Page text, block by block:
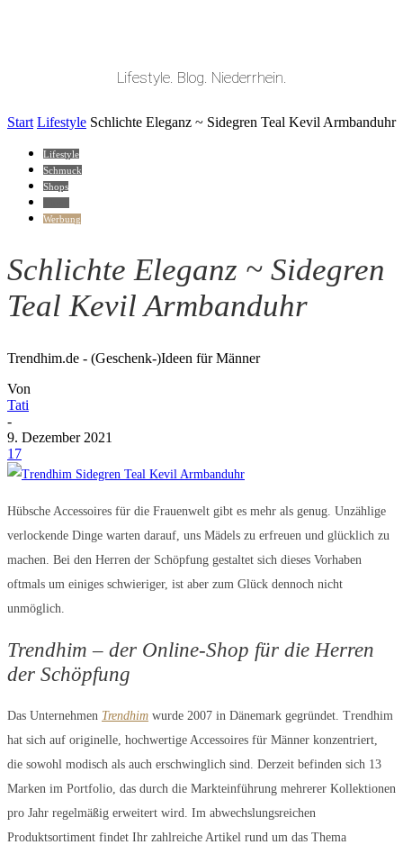
Lifestyle. Blog. Niederrhein.
Start Lifestyle Schlichte Eleganz ~ Sidegren Teal Kevil Armbanduhr
Lifestyle
Schmuck
Shops
Werbung
Schlichte Eleganz ~ Sidegren
Teal Kevil Armbanduhr
Trendhim.de - (Geschenk-)Ideen für Männer
Von
Tati
-
9. Dezember 2021
17
Hübsche Accessoires für die Frauenwelt gibt es mehr als genug. Unzählige
verlockende Dinge warten darauf, uns Mädels zu erfreuen und glücklich zu
machen. Bei den Herren der Schöpfung gestaltet sich dieses Vorhaben
oftmals um einiges schwieriger, ist aber zum Glück dennoch nicht
unmöglich.
Trendhim – der Online-Shop für die Herren
der Schöpfung
Das Unternehmen Trendhim wurde 2007 in Dänemark gegründet. Trendhim
hat sich auf originelle, hochwertige Accessoires für Männer konzentriert,
die sowohl modisch als auch erschwinglich sind. Derzeit befinden sich 13
Marken im Portfolio, das durch die Markteinführung mehrerer Kollektionen
pro Jahr regelmäßig erweitert wird. Im abwechslungsreichen
Produktsortiment findet Ihr zahlreiche Artikel rund um das Thema